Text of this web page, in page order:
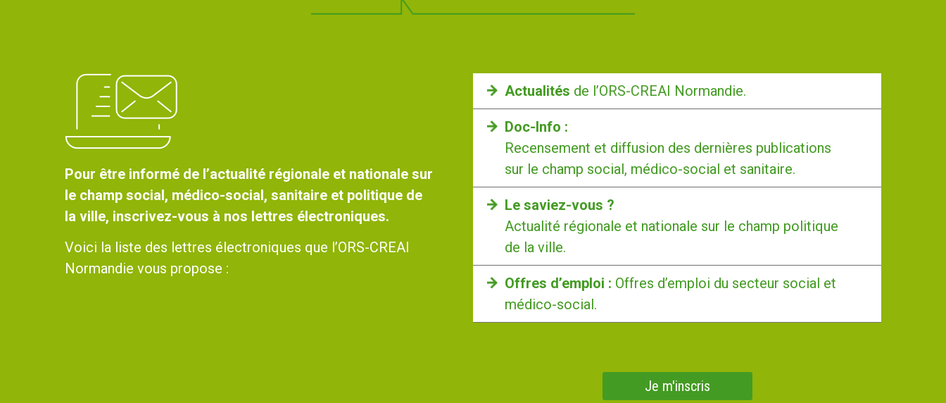
Pour être informé de l’actualité régionale et nationale sur
le champ social, médico-social, sanitaire et politique de
la ville, inscrivez-vous à nos lettres électroniques.
Voici la liste des lettres électroniques que l’ORS-CREAI
Normandie vous propose :
Actualités de l’ORS-CREAI Normandie.
Doc-Info :
Recensement et diffusion des dernières publications
sur le champ social, médico-social et sanitaire.
Le saviez-vous ?
Actualité régionale et nationale sur le champ politique
de la ville.
Offres d’emploi : Offres d’emploi du secteur social et
médico-social.
Je m'inscris